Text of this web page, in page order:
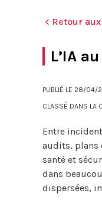
Retour
L’IA
PUBLIÉ LE 28/04/
CLASSÉ DANS LA
Entre
audits, plans
santé et
dans
dispersées,